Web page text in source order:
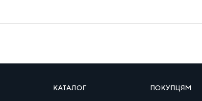
КАТАЛОГ ПОКУПЦЯМ